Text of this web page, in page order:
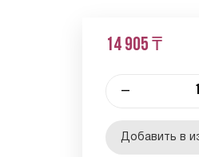
14 905 ₸
–
Добавить в